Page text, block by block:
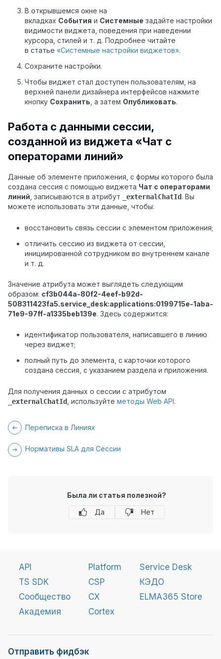
В открывшемся окне на
вкладках События и Системные задайте настройки
видимости виджета, поведения при наведении
курсора, стилей и т. д. Подробнее читайте
в статье «Системные настройки виджетов».
Сохраните настройки.
Чтобы виджет стал доступен пользователям, на
верхней панели дизайнера интерфейсов нажмите
кнопку Сохранить , а затем Опубликовать.
Работа с данными сессии,
созданной из виджета «Чат с
операторами линий»
Данные об элементе приложения, с формы которого была
создана сессия с помощью виджета Чат с операторами
линий , записываются в атрибут _externalChatId. Вы
можете использовать эти данные, чтобы:
восстановить связь сессии с элементом приложения;
отличить сессию из виджета от сессии,
инициированной сотрудником во внутреннем канале
и т. д.
Значение атрибута может выглядеть следующим
образом: cf3b044a-80f2-4eef-b92d-
508311423fa5.service_desk:applications:0199715e-1aba-
71e9-97ff-a1335beb139e. Здесь содержится:
идентификатор пользователя, написавшего в линию
через виджет;
полный путь до элемента, с карточки которого
создана сессия, с указанием раздела и приложения.
Для получения данных о сессии с атрибутом
_externalChatId , используйте методы Web API.
Переписка в Линиях
Нормативы SLA для Сессии
Была ли статья полезной?
Да
Нет
API
TS SDK
Сообщество
Академия
Platform
CSP
CX
Cortex
Service Desk
КЭДО
ELMA365 Store
Отправить фидбэк